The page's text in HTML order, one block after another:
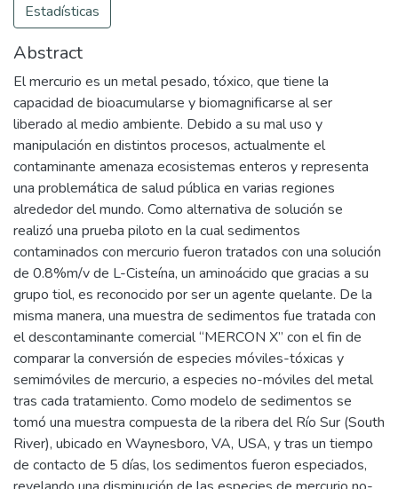
Estadísticas
Abstract
El mercurio es un metal pesado, tóxico, que tiene la
capacidad de bioacumularse y biomagnificarse al ser
liberado al medio ambiente. Debido a su mal uso y
manipulación en distintos procesos, actualmente el
contaminante amenaza ecosistemas enteros y representa
una problemática de salud pública en varias regiones
alrededor del mundo. Como alternativa de solución se
realizó una prueba piloto en la cual sedimentos
contaminados con mercurio fueron tratados con una solución
de 0.8%m/v de L-Cisteína, un aminoácido que gracias a su
grupo tiol, es reconocido por ser un agente quelante. De la
misma manera, una muestra de sedimentos fue tratada con
el descontaminante comercial “MERCON X” con el fin de
comparar la conversión de especies móviles-tóxicas y
semimóviles de mercurio, a especies no-móviles del metal
tras cada tratamiento. Como modelo de sedimentos se
tomó una muestra compuesta de la ribera del Río Sur (South
River), ubicado en Waynesboro, VA, USA, y tras un tiempo
de contacto de 5 días, los sedimentos fueron especiados,